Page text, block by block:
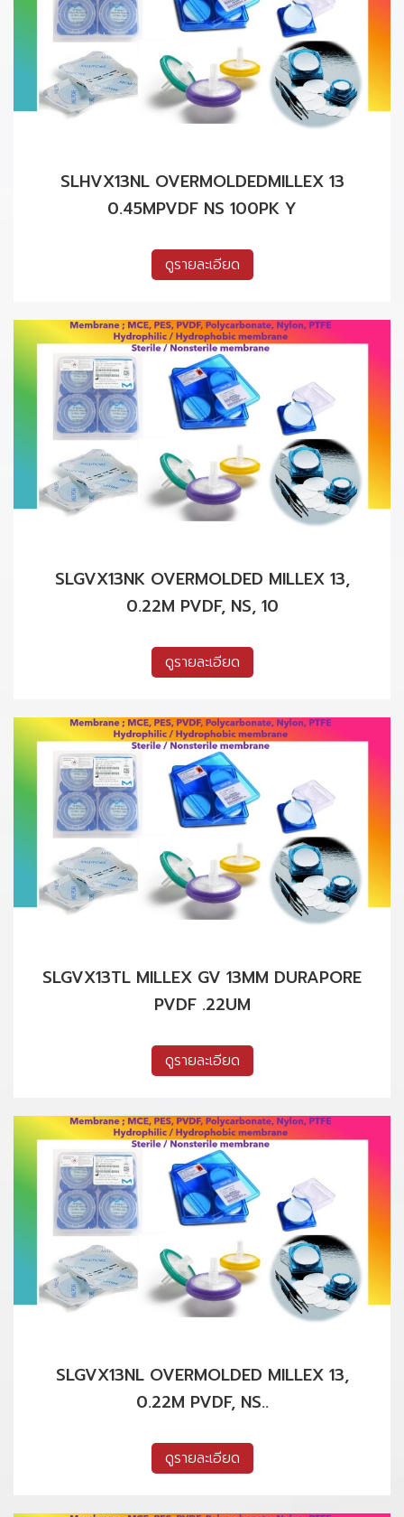
SLHVX13NL OVERMOLDEDMILLEX 13
0.45MPVDF NS 100PK Y
ดูรายละเอียด
SLGVX13NK OVERMOLDED MILLEX 13,
0.22M PVDF, NS, 10
ดูรายละเอียด
SLGVX13TL MILLEX GV 13MM DURAPORE
PVDF .22UM
ดูรายละเอียด
SLGVX13NL OVERMOLDED MILLEX 13,
0.22M PVDF, NS..
ดูรายละเอียด